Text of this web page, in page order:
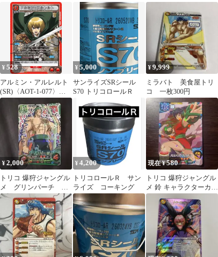
ドまとめ売り
¥528
アルミン・アルレルト
(SR)〈AOT-1-077〉
[UA23BT]ユニオンアリ
¥5,000
サンライズSRシール
S70 トリコロールＲ
¥9,999
ミラバト 美食屋トリ
コ 一枚300円
¥2,000
トリコ 爆狩ジャングル
メ グリンパーチ ブ
レスバズーカ
¥ 4,200
トリコロールＲ サン
ライズ コーキング
現在 ¥580
トリコ 爆狩ジャングル
メ 鈴 キャラクターカー
ド T12-10